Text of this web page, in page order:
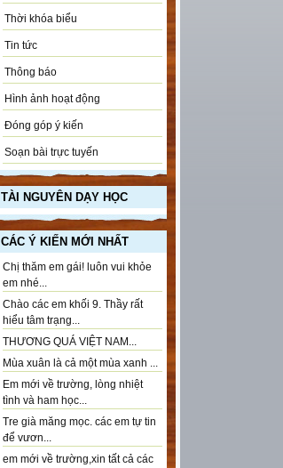
Thời khóa biểu
Tin tức
Thông báo
Hình ảnh hoạt động
Đóng góp ý kiến
Soạn bài trực tuyến
TÀI NGUYÊN DẠY HỌC
CÁC Ý KIẾN MỚI NHẤT
Chị thăm em gái! luôn vui khỏe
em nhé...
Chào các em khối 9. Thầy rất
hiểu tâm trạng...
THƯƠNG QUÁ VIỆT NAM...
Mùa xuân là cả một mùa xanh ...
Em mới về trường, lòng nhiệt
tình và ham học...
Tre già măng mọc. các em tự tin
để vươn...
em mới về trường,xin tất cả các